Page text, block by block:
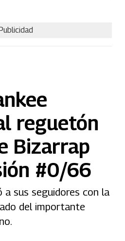
reguetón
Bizarrap
#0/66
a sus seguidores con la
del importante